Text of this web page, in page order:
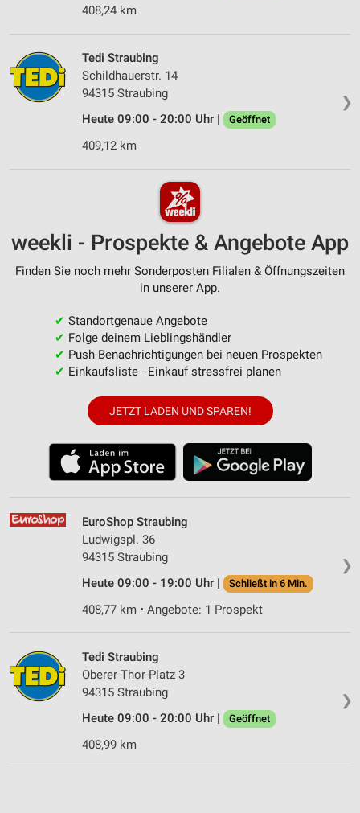
408,24 km
❯
Tedi Straubing
Schildhauerstr. 14
94315 Straubing
Heute 09:00 - 20:00 Uhr |
Geöffnet
409,12 km
weekli - Prospekte & Angebote App
Finden Sie noch mehr Sonderposten Filialen & Öffnungszeiten
in unserer App.
✔ Standortgenaue Angebote
✔ Folge deinem Lieblingshändler
✔ Push-Benachrichtigungen bei neuen Prospekten
✔ Einkaufsliste - Einkauf stressfrei planen
JETZT LADEN UND SPAREN!
❯
EuroShop Straubing
Ludwigspl. 36
94315 Straubing
Heute 09:00 - 19:00 Uhr |
Schließt in 6 Min.
408,77 km • Angebote: 1 Prospekt
❯
Tedi Straubing
Oberer-Thor-Platz 3
94315 Straubing
Heute 09:00 - 20:00 Uhr |
Geöffnet
408,99 km